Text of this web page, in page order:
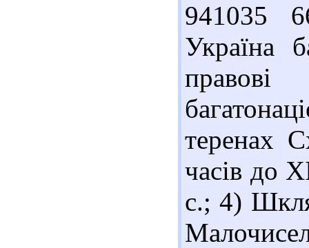
941035
Україна
теренах
часів до
с.; 4)